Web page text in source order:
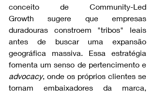
conceito de Community-Led
Growth sugere que empresas
duradouras constroem "tribos" leais
antes de buscar uma expansão
geográfica massiva. Essa estratégia
advocacy, onde os próprios clientes se
tornam embaixadores da marca,